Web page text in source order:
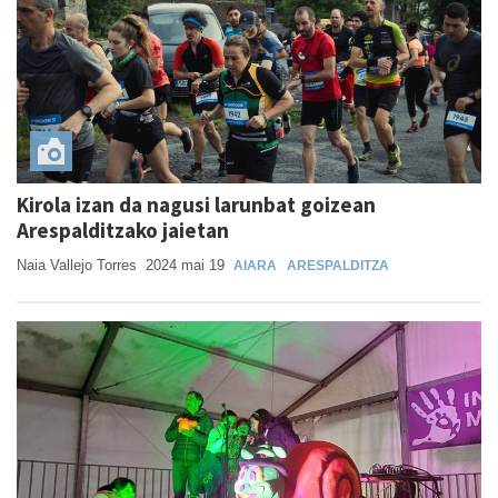
Kirola izan da nagusi larunbat goizean
Arespalditzako jaietan
Naia Vallejo Torres 2024 mai 19 AIARA ARESPALDITZA